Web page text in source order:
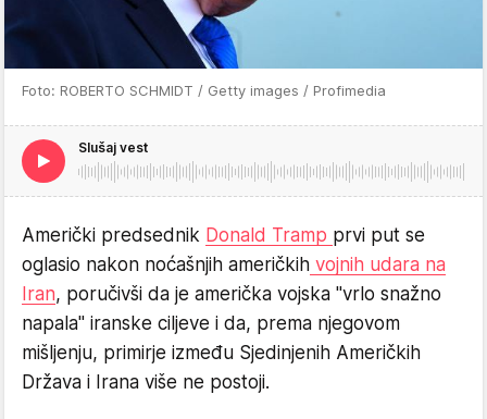
Foto: ROBERTO SCHMIDT / Getty images / Profimedia
Slušaj vest
Američki predsednik Donald Tramp prvi put se
oglasio nakon noćašnjih američkih vojnih udara na
Iran, poručivši da je američka vojska "vrlo snažno
napala" iranske ciljeve i da, prema njegovom
mišljenju, primirje između Sjedinjenih Američkih
Država i Irana više ne postoji.